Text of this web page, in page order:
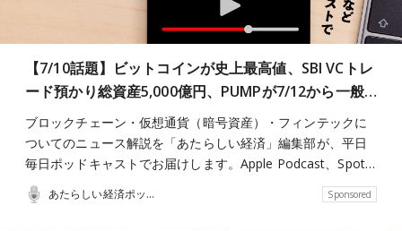
【7/10話題】ビットコインが史上最高値、SBI VCトレ
ード預かり総資産5,000億円、PUMPが7/12から一般…
ブロックチェーン・仮想通貨（暗号資産）・フィンテックに
ついてのニュース解説を「あたらしい経済」編集部が、平日
毎日ポッドキャストでお届けします。Apple Podcast、Spot…
あたらしい経済ポッドキャスト Sponsored